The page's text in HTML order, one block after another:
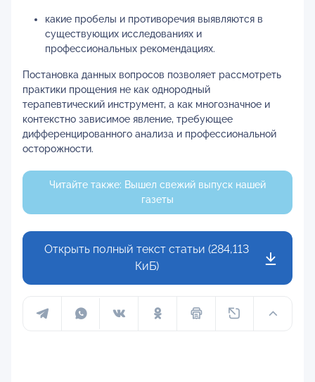
какие пробелы и противоречия выявляются в
существующих исследованиях и
профессиональных рекомендациях.
Постановка данных вопросов позволяет рассмотреть
практики прощения не как однородный
терапевтический инструмент, а как многозначное и
контекстно зависимое явление, требующее
дифференцированного анализа и профессиональной
осторожности.
Читайте также: Вышел свежий выпуск нашей
газеты
Открыть полный текст статьи (284,113
КиБ)